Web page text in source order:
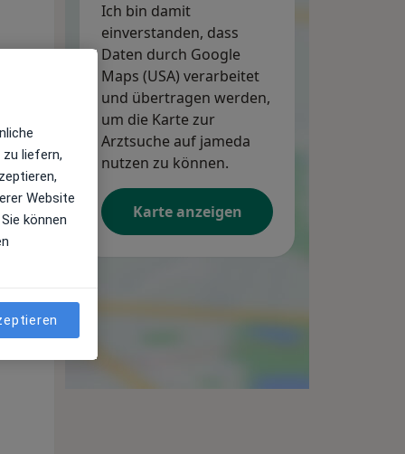
Ich bin damit
einverstanden, dass
Daten durch Google
Maps (USA) verarbeitet
und übertragen werden,
um die Karte zur
Arztsuche auf jameda
nutzen zu können.
Karte anzeigen
liefern,
Website
können